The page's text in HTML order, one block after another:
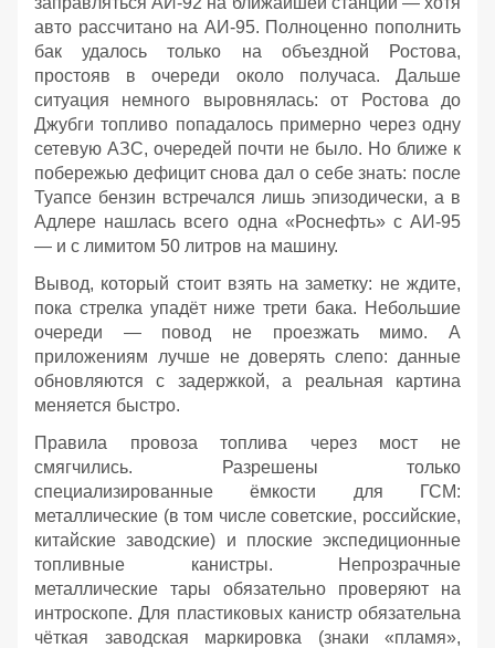
авто рассчитано на АИ‑95. Полноценно пополнить
бак удалось только на объездной Ростова,
простояв в очереди около получаса. Дальше
ситуация немного выровнялась: от Ростова до
Джубги топливо попадалось примерно через одну
сетевую АЗС, очередей почти не было. Но ближе к
побережью дефицит снова дал о себе знать: после
Туапсе бензин встречался лишь эпизодически, а в
Адлере нашлась всего одна «Роснефть» с АИ‑95
— и с лимитом 50 литров на машину.
Вывод, который стоит взять на заметку: не ждите,
пока стрелка упадёт ниже трети бака. Небольшие
очереди — повод не проезжать мимо. А
приложениям лучше не доверять слепо: данные
обновляются с задержкой, а реальная картина
меняется быстро.
Правила провоза топлива через мост не
смягчились. Разрешены только
специализированные ёмкости для ГСМ:
металлические (в том числе советские, российские,
китайские заводские) и плоские экспедиционные
топливные канистры. Непрозрачные
металлические тары обязательно проверяют на
интроскопе. Для пластиковых канистр обязательна
чёткая заводская маркировка (знаки «пламя»,